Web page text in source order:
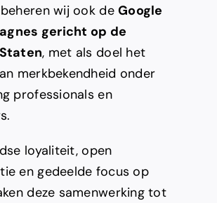
wij ook deGoogle
gericht op de
, met als doel het
merkbekendheid onder
professionals en
loyaliteit, open
en gedeelde focus op
deze samenwerking tot